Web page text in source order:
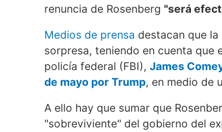
renuncia de Rosenberg "será
Medios de prensa destacan que la
sorpresa, teniendo en cuenta que
policía federal (FBI), James
de mayo por Trump, en medio de
A ello hay que sumar que
"sobreviviente" del gobierno del